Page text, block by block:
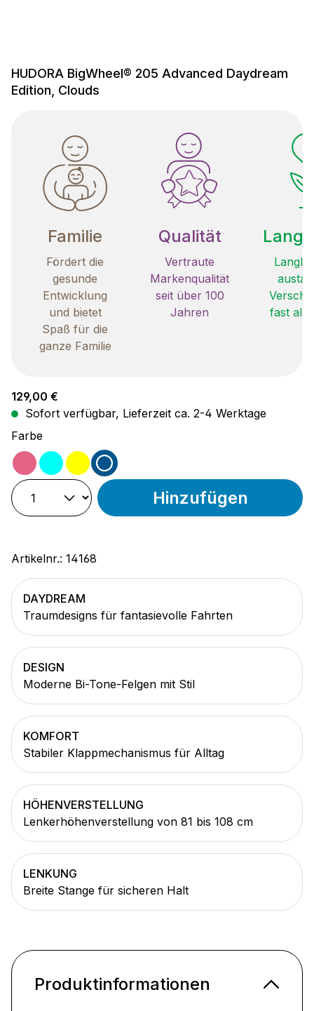
HUDORA BigWheel® 205 Advanced Daydream
Edition, Clouds
Familie
Fördert die
gesunde
Entwicklung
und bietet
Spaß für die
ganze Familie
Qualität
Vertraute
Markenqualität
seit über 100
Jahren
fast
Regulärer Preis:
129,00 €
Sofort verfügbar, Lieferzeit ca. 2-4 Werktage
Farbeauswählen
pinktürkisgelbblau
Hinzufügen
Artikelnr.: 14168
DAYDREAM
Traumdesigns für fantasievolle Fahrten
DESIGN
Moderne Bi-Tone-Felgen mit Stil
KOMFORT
Stabiler Klappmechanismus für Alltag
HÖHENVERSTELLUNG
Lenkerhöhenverstellung von 81 bis 108 cm
LENKUNG
Breite Stange für sicheren Halt
Produktinformationen